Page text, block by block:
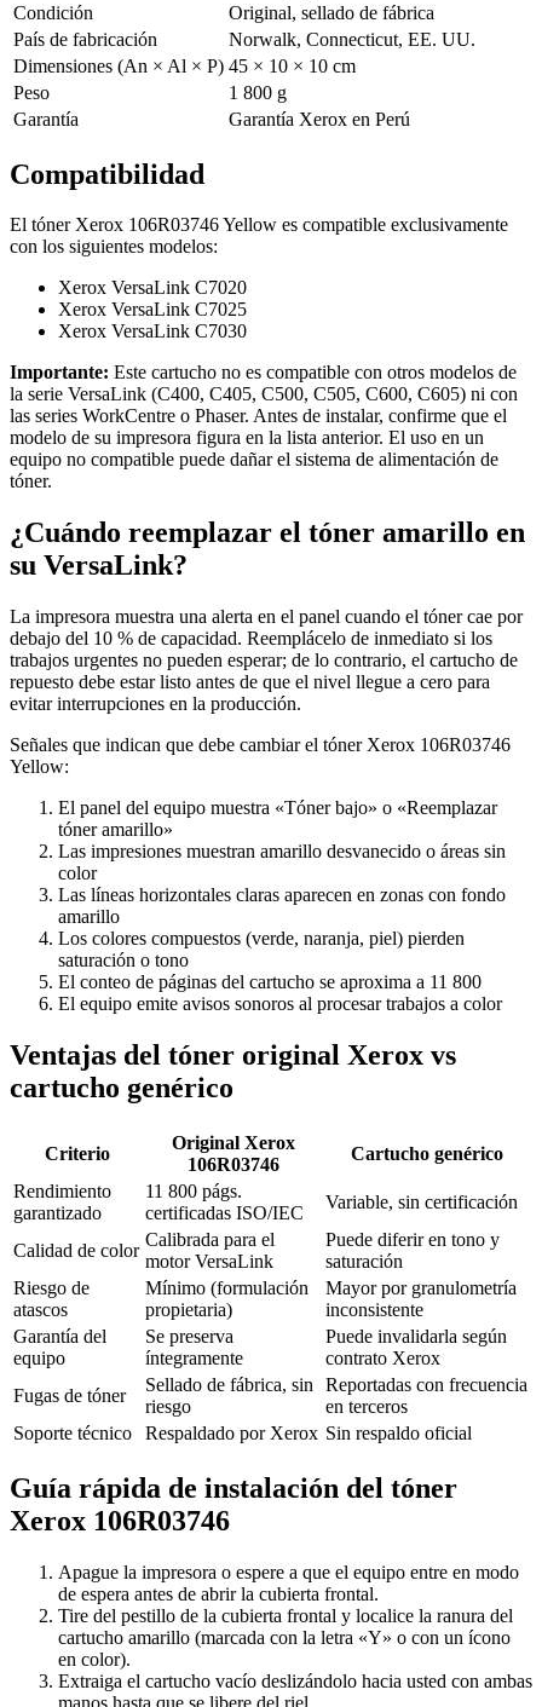
Condición
Original, sellado de fábrica
País de fabricación
Norwalk, Connecticut, EE. UU.
Dimensiones (An × Al × P) 45 × 10 × 10 cm
Peso
1 800 g
Garantía
Garantía Xerox en Perú
Compatibilidad
El tóner Xerox 106R03746 Yellow es compatible exclusivamente
con los siguientes modelos:
Xerox VersaLink C7020
Xerox VersaLink C7025
Xerox VersaLink C7030
Importante: Este cartucho no es compatible con otros modelos de
la serie VersaLink (C400, C405, C500, C505, C600, C605) ni con
las series WorkCentre o Phaser. Antes de instalar, confirme que el
modelo de su impresora figura en la lista anterior. El uso en un
equipo no compatible puede dañar el sistema de alimentación de
tóner.
¿Cuándo reemplazar el tóner amarillo en
su VersaLink?
La impresora muestra una alerta en el panel cuando el tóner cae por
debajo del 10 % de capacidad. Reemplácelo de inmediato si los
trabajos urgentes no pueden esperar; de lo contrario, el cartucho de
repuesto debe estar listo antes de que el nivel llegue a cero para
evitar interrupciones en la producción.
Señales que indican que debe cambiar el tóner Xerox 106R03746
Yellow:
El panel del equipo muestra «Tóner bajo» o «Reemplazar
tóner amarillo»
Las impresiones muestran amarillo desvanecido o áreas sin
color
Las líneas horizontales claras aparecen en zonas con fondo
amarillo
Los colores compuestos (verde, naranja, piel) pierden
saturación o tono
El conteo de páginas del cartucho se aproxima a 11 800
El equipo emite avisos sonoros al procesar trabajos a color
Ventajas del tóner original Xerox vs
cartucho genérico
Criterio
Original Xerox
106R03746
Cartucho genérico
Rendimiento
garantizado
11 800 págs.
certificadas ISO/IEC
Variable, sin certificación
Calidad de color
Calibrada para el
motor VersaLink
Puede diferir en tono y
saturación
Riesgo de
atascos
Mínimo (formulación
propietaria)
Mayor por granulometría
inconsistente
Garantía del
equipo
Se preserva
íntegramente
Puede invalidarla según
contrato Xerox
Fugas de tóner
Sellado de fábrica, sin
riesgo
Reportadas con frecuencia
en terceros
Soporte técnico
Respaldado por Xerox Sin respaldo oficial
Guía rápida de instalación del tóner
Xerox 106R03746
Apague la impresora o espere a que el equipo entre en modo
de espera antes de abrir la cubierta frontal.
Tire del pestillo de la cubierta frontal y localice la ranura del
cartucho amarillo (marcada con la letra «Y» o con un ícono
en color).
Extraiga el cartucho vacío deslizándolo hacia usted con ambas
manos hasta que se libere del riel.